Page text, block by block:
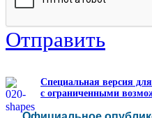
Отправить
Специальная версия
с ограниченными